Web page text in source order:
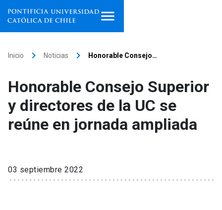
Facultades, escuelas e
institutos
Investigación
Extensión
Inicio keyboard_arrow_right Noticias keyboard_arrow_right Honorable Consejo…
Honorable Consejo Superior
y directores de la UC se
reúne en jornada ampliada
03 septiembre 2022